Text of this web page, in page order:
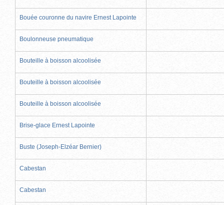
Bouée couronne du navire Ernest Lapointe
Boulonneuse pneumatique
Bouteille à boisson alcoolisée
Bouteille à boisson alcoolisée
Bouteille à boisson alcoolisée
Brise-glace Ernest Lapointe
Buste (Joseph-Elzéar Bernier)
Cabestan
Cabestan